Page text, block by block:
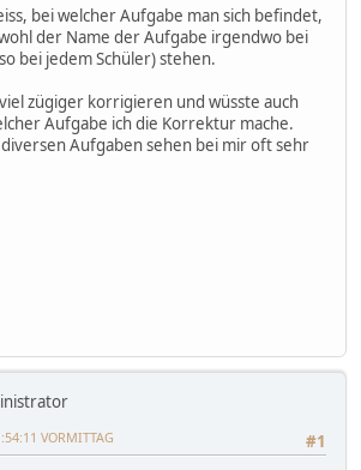
bei welcher Aufgabe man sich befindet,
der Name der Aufgabe irgendwo bei
bei jedem Schüler) stehen.
zügiger korrigieren und wüsste auch
Aufgabe ich die Korrektur mache.
Aufgaben sehen bei mir oft sehr
#1
VORMITTAG